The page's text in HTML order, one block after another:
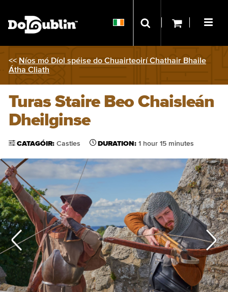
<< Níos mó Díol spéise do Chuairteoirí Chathair Bhaile
Átha Cliath
Turas Staire Beo Chaisleán
Dheilginse
CATAGÓIR: Castles DURATION: 1 hour 15 minutes